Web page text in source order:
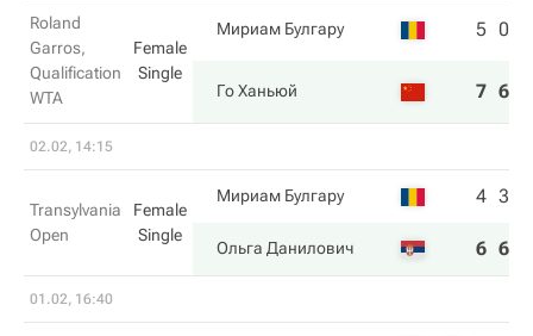
Roland
Garros,
Qualification
WTA
Female
Single
Мириам Булгару 5 0
Го Ханьюй 7 6
02.02, 14:15
Transylvania
Open
Female
Single
Мириам Булгару 4 3
Ольга Данилович 6 6
01.02, 16:40